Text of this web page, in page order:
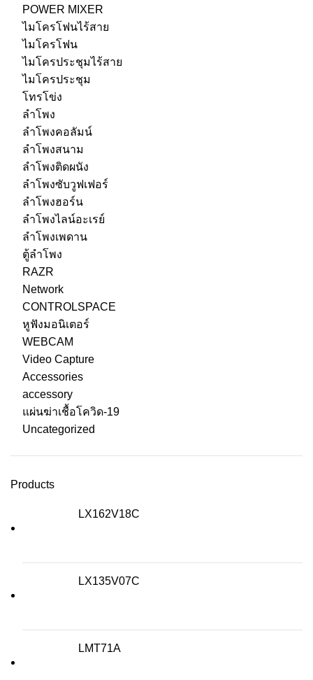
POWER MIXER
ไมโครโฟนไร้สาย
ไมโครโฟน
ไมโครประชุมไร้สาย
ไมโครประชุม
โทรโข่ง
ลำโพง
ลำโพงคอลัมน์
ลำโพงสนาม
ลำโพงติดผนัง
ลำโพงซับวูฟเฟอร์
ลำโพงฮอร์น
ลำโพงไลน์อะเรย์
ลำโพงเพดาน
ตู้ลำโพง
RAZR
Network
CONTROLSPACE
หูฟังมอนิเตอร์
WEBCAM
Video Capture
Accessories
accessory
แผ่นฆ่าเชื้อโควิด-19
Uncategorized
Products
LX162V18C
LX135V07C
LMT71A